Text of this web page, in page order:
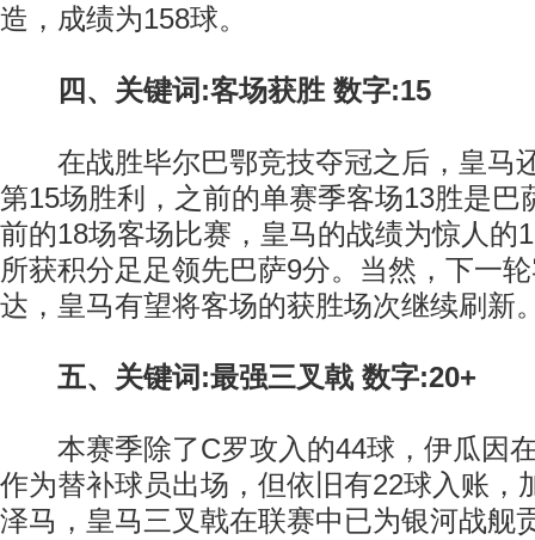
造，成绩为158球。
四、关键词:客场获胜 数字:15
在战胜毕尔巴鄂竞技夺冠之后，皇马
第15场胜利，之前的单赛季客场13胜是巴
前的18场客场比赛，皇马的战绩为惊人的
所获积分足足领先巴萨9分。当然，下一
达，皇马有望将客场的获胜场次继续刷新
五、关键词:最强三叉戟 数字:20+
本赛季除了C罗攻入的44球，伊瓜因
作为替补球员出场，但依旧有22球入账，
泽马，皇马三叉戟在联赛中已为银河战舰